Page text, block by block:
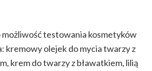
możliwość testowania kosmetyków
kremowy olejek do mycia twarzy z
krem do twarzy z bławatkiem, lilią